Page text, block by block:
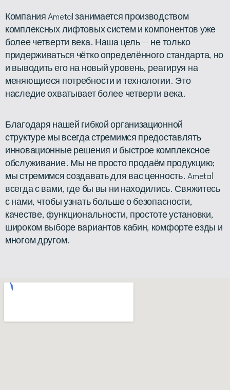
Компания Ametal занимается производством
комплексных лифтовых систем и компонентов уже
более четверти века. Наша цель — не только
придерживаться чётко определённого стандарта, но
и выводить его на новый уровень, реагируя на
меняющиеся потребности и технологии. Это
наследие охватывает более четверти века.
Благодаря нашей гибкой организационной
структуре мы всегда стремимся предоставлять
инновационные решения и быстрое комплексное
обслуживание. Мы не просто продаём продукцию;
мы стремимся создавать для вас ценность. Ametal
всегда с вами, где бы вы ни находились. Свяжитесь
с нами, чтобы узнать больше о безопасности,
качестве, функциональности, простоте установки,
широком выборе вариантов кабин, комфорте езды и
многом другом.